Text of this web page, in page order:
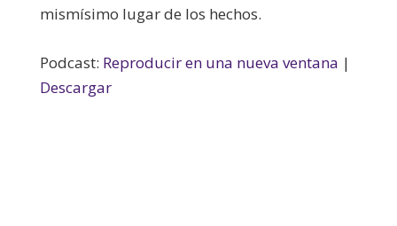
mismísimo lugar de los hechos.
Podcast: Reproducir en una nueva ventana |
Descargar